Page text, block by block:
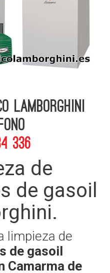
Lamborghini
336
de
de gasoil
limpieza de
de gasoil
Camarma de